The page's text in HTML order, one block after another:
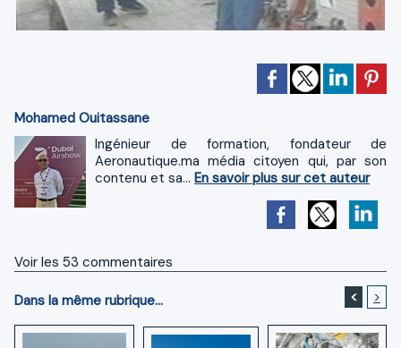
Mohamed Ouitassane
Ingénieur de formation, fondateur de
Aeronautique.ma média citoyen qui, par son
contenu et sa... En savoir plus sur cet auteur
Voir les 53 commentaires
Dans la même rubrique... < >